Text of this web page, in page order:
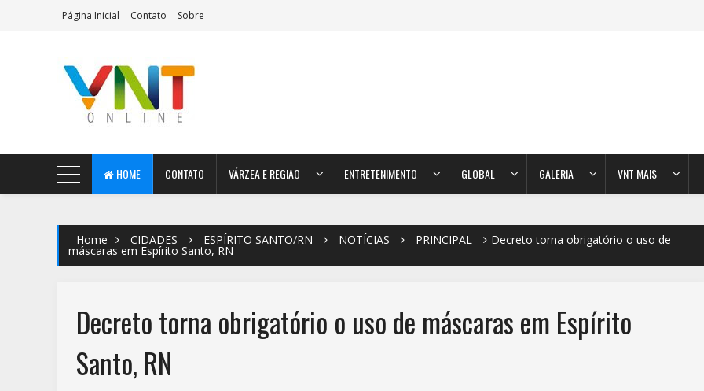
Página Inicial Contato Sobre
AeroMag Blogger Template
HOME CONTATO VÁRZEA E REGIÃO ENTRETENIMENTO GLOBAL GALERIA VNT MAIS
Home CIDADES ESPÍRITO SANTO/RN NOTÍCIAS PRINCIPAL Decreto torna obrigatório o uso de
máscaras em Espírito Santo, RN
Decreto torna obrigatório o uso de máscaras em Espírito
Santo, RN